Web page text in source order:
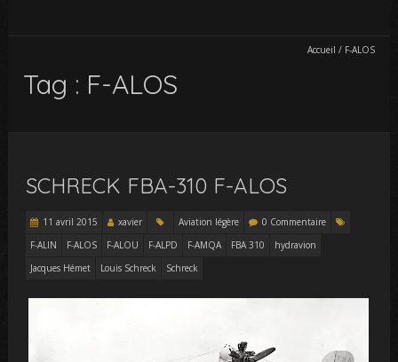
Accueil / F-ALOS
Tag : F-ALOS
SCHRECK FBA-310 F-ALOS
11 avril 2015 xavier Aviation légère
0 Commentaire
F-ALIN
F-ALOS F-ALOU F-ALPD F-AMQA FBA 310
hydravion
Jacques Hémet
Louis Schreck Schreck